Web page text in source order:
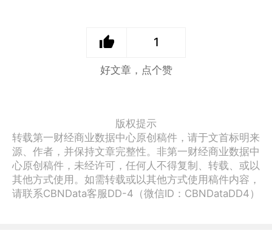
1
好文章，点个赞
版权提示
转载第一财经商业数据中心原创稿件，请于文首标明来
源、作者，并保持文章完整性。非第一财经商业数据中
心原创稿件，未经许可，任何人不得复制、转载、或以
其他方式使用。如需转载或以其他方式使用稿件内容，
请联系CBNData客服DD-4（微信ID：CBNDataDD4）